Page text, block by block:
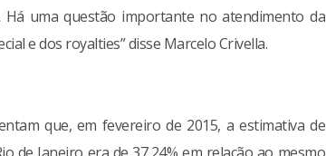
uma questão importante no atendimento da
e dos royalties” disse Marcelo Crivella.
que, em fevereiro de 2015, a estimativa de